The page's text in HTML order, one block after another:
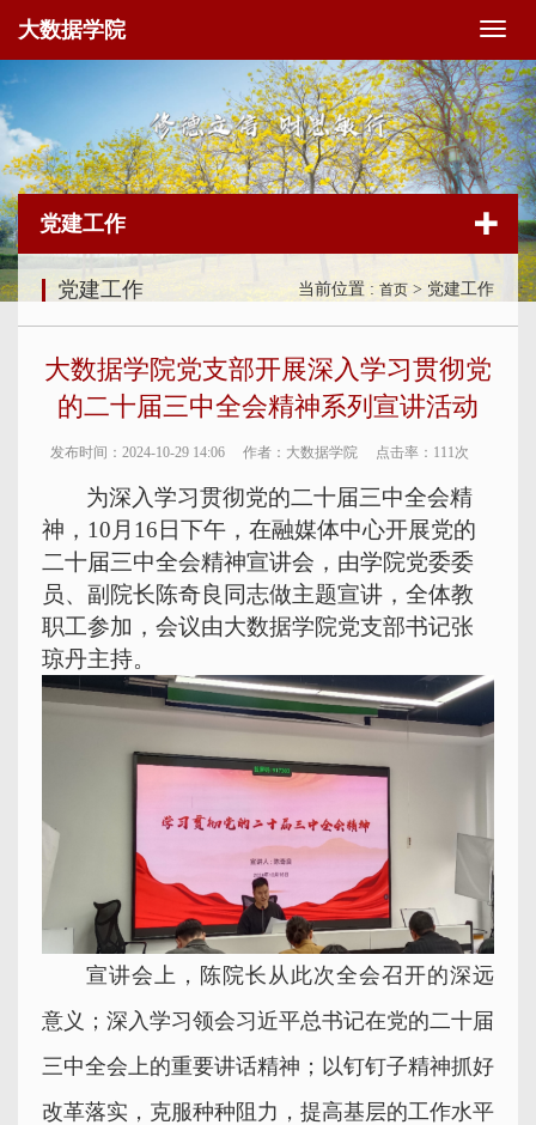
切
导
航
大数据学院
党建工作
党建工作 当前位置 : 首页 > 党建工作
大数据学院党支部开展深入学习贯彻党
的二十届三中全会精神系列宣讲活动
发布时间：2024-10-29 14:06 作者：大数据学院 点击率： 111次
为深入学习贯彻党的二十届三中全会精
神，10 月16日下午，在融媒体中心开展党的
二十届三中全会精神宣讲会，由学院党委委
员、副院长陈奇良同志做主题宣讲，全体教
职工参加，会议由大数据学院党支部书记张
琼丹主持。
宣讲会上，陈院长从此次全会召开的深远
意义；深入学习领会习近平总书记在党的二十届
三中全会上的重要讲话精神；以钉钉子精神抓好
改革落实，克服种种阻力，提高基层的工作水平